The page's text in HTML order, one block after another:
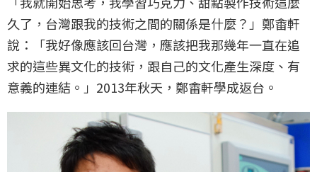
久了，台灣跟我的技術之間的關係是什麼？」鄭畬軒
說：「我好像應該回台灣，應該把我那幾年一直在追
求的這些異文化的技術，跟自己的文化產生深度、有
意義的連結。」2013年秋天，鄭畬軒學成返台。